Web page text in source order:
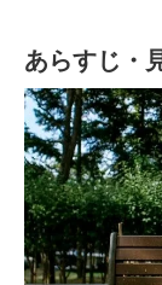
あらすじ・